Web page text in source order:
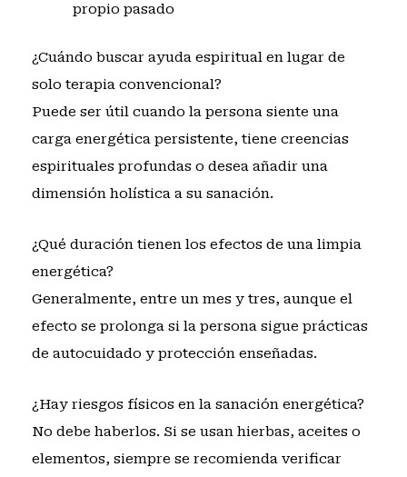
propio pasado
¿Cuándo buscar ayuda espiritual en lugar de
solo terapia convencional?
Puede ser útil cuando la persona siente una
carga energética persistente, tiene creencias
espirituales profundas o desea añadir una
dimensión holística a su sanación.
¿Qué duración tienen los efectos de una limpia
energética?
Generalmente, entre un mes y tres, aunque el
efecto se prolonga si la persona sigue prácticas
de autocuidado y protección enseñadas.
¿Hay riesgos físicos en la sanación energética?
No debe haberlos. Si se usan hierbas, aceites o
elementos, siempre se recomienda verificar